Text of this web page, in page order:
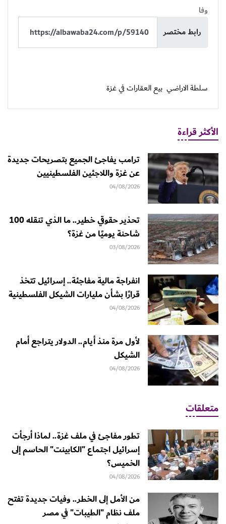
وفا
رابط مختصر
سلطة الاراضي بيع العقارات في غزة
الأكثر قراءة
ترامب يفاجئ الجميع بتصريحات جديدة
عن غزة واللاجئين الفلسطينيين
04/08/2026
تحذير حقوقي خطير.. ما الذي تنقله 100
شاحنة يوميًا من غزة؟
03/08/2026
انفراجة مالية مفاجئة.. إسرائيل تتخذ
قرارًا بشأن مليارات الشيكل الفلسطينية
04/08/2026
لأول مرة منذ أيام.. الدولار يتراجع أمام
الشيكل
04/08/2026
متعلقات
تطور مفاجئ في ملف غزة.. لماذا أرجأت
إسرائيل اجتماع "الكابينت" الحاسم إلى
الخميس؟
04/08/2026
من الأمل إلى الخطر.. وفيات جديدة تفتح
ملف نظام "الطيبات" في مصر